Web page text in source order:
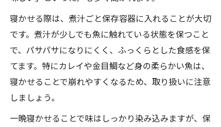
寝かせる際は、煮汁ごと保存容器に入れることが大切
です。煮汁が少しでも魚に触れている状態を保つこと
で、パサパサになりにくく、ふっくらとした食感を保
てます。特にカレイや金目鯛など身の柔らかい魚は、
寝かせることで崩れやすくなるため、取り扱いに注意
しましょう。
一晩寝かせることで味はしっかり染み込みますが、保